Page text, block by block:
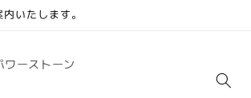
いたします。
ワーストーン